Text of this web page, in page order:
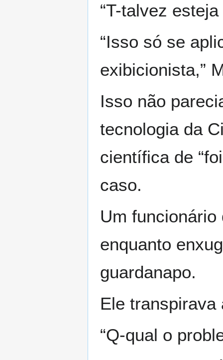
“T-talvez
“Isso só se
exibicionista,”
Isso não
tecnologia da
científica de
caso.
Um
enquanto
guardanapo.
Ele transpirava
“Q-qual o